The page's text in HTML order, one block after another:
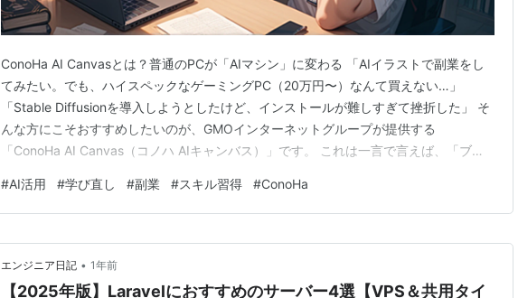
ConoHa AI Canvasとは？普通のPCが「AIマシン」に変わる 「AIイラストで副業をし
てみたい。でも、ハイスペックなゲーミングPC（20万円〜）なんて買えない…」
「Stable Diffusionを導入しようとしたけど、インストールが難しすぎて挫折した」 そ
んな方にこそおすすめしたいのが、GMOインターネットグループが提供する
「ConoHa AI Canvas（コノハ AIキャンバス）」です。 これは一言で言えば、「ブラ
も、スマホやタブレットからでも、クラウドの力を使ってサクサクAI画像を作ることが
でき…
#AI活用 #学び直し #副業 #スキル習得 #ConoHa
エンジニア日記 • 1年前
【2025年版】Laravelにおすすめのサーバー4選【VPS＆共用タイ